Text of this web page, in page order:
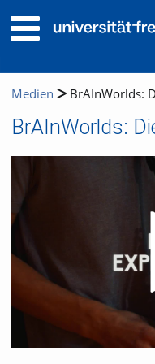
Medien BrAInWorlds: